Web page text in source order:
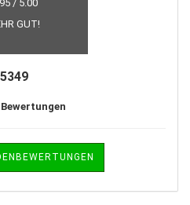
/ 5.00
GUT!
5349